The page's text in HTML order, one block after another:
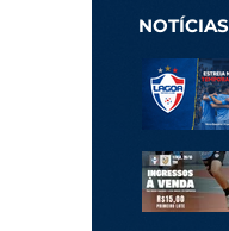
NOTÍCIAS